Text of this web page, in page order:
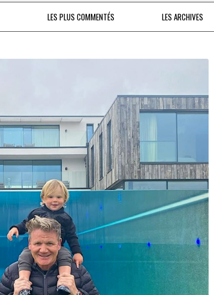
CHEFS & ACTUALITÉS
LES PLUS COMMENTÉS LES ARCHIVES